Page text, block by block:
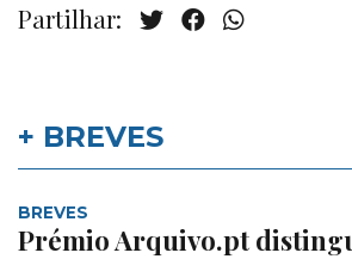
Partilhar:
+ BREVES
BREVES
Prémio Arquivo.pt